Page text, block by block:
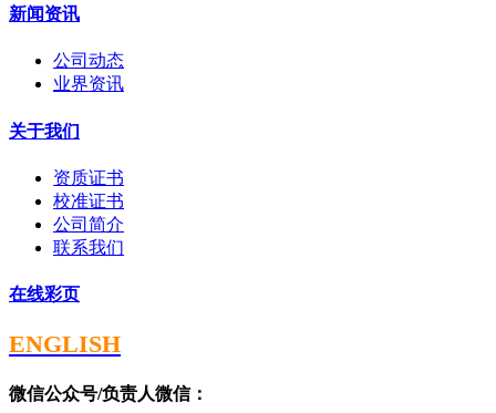
新闻资讯
公司动态
业界资讯
关于我们
资质证书
校准证书
公司简介
联系我们
在线彩页
ENGLISH
微信公众号/负责人微信：